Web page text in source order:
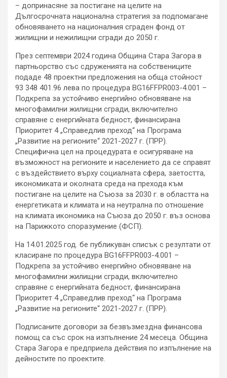
– допринасяне за постигане на целите на
Дългосрочната национална стратегия за подпомагане
обновяването на националния сграден фонд от
жилищни и нежилищни сгради до 2050 г.
През септември 2024 година Община Стара Загора в
партньорство със сдруженията на собствениците
подаде 48 проектни предложения на обща стойност
93 348 401.96 лева по процедура BG16FFPR003-4.001 –
Подкрепа за устойчиво енергийно обновяване на
многофамилни жилищни сгради, включително
справяне с енергийната бедност, финансирана
Приоритет 4 „Справедлив преход“ на Програма
„Развитие на регионите“ 2021-2027 г. (ПРР).
Специфична цел на процедурата е осигуряване на
възможност на регионите и населението да се справят
с въздействието върху социалната сфера, заетостта,
икономиката и околната среда на прехода към
постигане на целите на Съюза за 2030 г. в областта на
енергетиката и климата и на неутрална по отношение
на климата икономика на Съюза до 2050 г. въз основа
на Парижкото споразумение (ФСП).
На 14.01.2025 год. бе публикуван списък с резултати от
класиране по процедура BG16FFPR003-4.001 –
Подкрепа за устойчиво енергийно обновяване на
многофамилни жилищни сгради, включително
справяне с енергийната бедност, финансирана
Приоритет 4 „Справедлив преход“ на Програма
„Развитие на регионите“ 2021-2027 г. (ПРР).
Подписаните договори за безвъзмездна финансова
помощ са със срок на изпълнение 24 месеца. Община
Стара Загора е предприела действия по изпълнение на
дейностите по проектите.